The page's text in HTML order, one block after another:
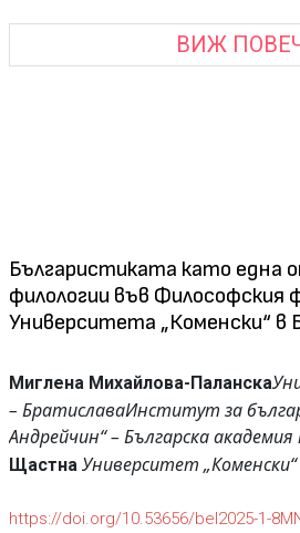
ВИЖ
Българистиката като една
филологии във Философския
Университета „Коменски“ в
Миглена Михайлова-Паланска
– БратиславаИнститут за
Андрейчин“ – Българска
Щастна Университет
https://doi.org/10.53656/bel2025-1-